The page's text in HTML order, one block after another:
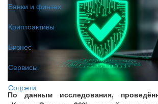
Банки и финтех
Криптоактивы
Бизнес
Сервисы
Соцсети
По данным исследования,